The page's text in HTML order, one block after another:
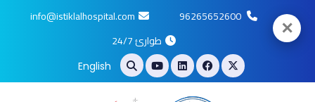
96265652600
info@istiklalhospital.com
طوارئ 24/7
English
✕